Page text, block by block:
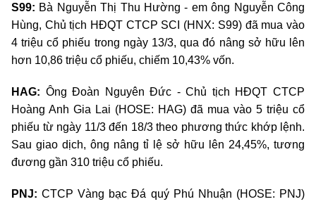
S99: Bà Nguyễn Thị Thu Hường- em ông Nguyễn Công
Hùng, Chủ tịch HĐQT CTCP SCI (HNX: S99) đã mua vào
4 triệu cổ phiếu trong ngày 13/3, qua đó nâng sở hữu lên
hơn 10,86 triệu cổ phiếu, chiếm 10,43% vốn.
HAG: Ông Đoàn Nguyên Đức -Chủ tịch HĐQT CTCP
Hoàng Anh Gia Lai (HOSE: HAG) đã mua vào 5 triệu cổ
phiếu từ ngày 11/3 đến 18/3 theo phương thức khớp lệnh.
Sau giao dịch, ông nâng tỉ lệ sở hữu lên 24,45%, tương
đương gần 310 triệu cổ phiếu.
PNJ:CTCP Vàng bạc Đá quý Phú Nhuận (HOSE: PNJ)